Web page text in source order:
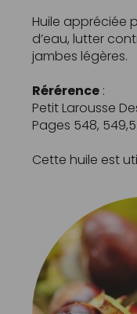
Huile appréciée
d’eau, lutter
jambes légères.
Rérérence :
Petit Larousse
Pages 548,
Cette huile est